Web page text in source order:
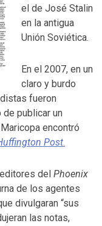
el de José Stalin
en la antigua
Unión Soviética.
En el 2007, en un
claro y burdo
fueron
publicar un
encontró
Post.
del Phoenix
de los agentes
divulgaran “sus
las notas,